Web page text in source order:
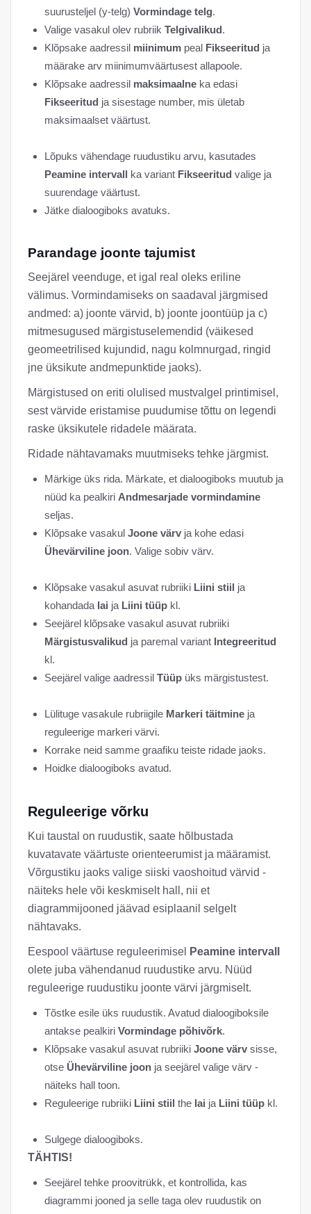
suurusteljel (y-telg) Vormindage telg.
Valige vasakul olev rubriik Telgivalikud.
Klõpsake aadressil miinimum peal Fikseeritud ja
määrake arv miinimumväärtusest allapoole.
Klõpsake aadressil maksimaalne ka edasi
Fikseeritud ja sisestage number, mis ületab
maksimaalset väärtust.
Lõpuks vähendage ruudustiku arvu, kasutades
Peamine intervall ka variant Fikseeritud valige ja
suurendage väärtust.
Jätke dialoogiboks avatuks.
Parandage joonte tajumist
Seejärel veenduge, et igal real oleks eriline
välimus. Vormindamiseks on saadaval järgmised
andmed: a) joonte värvid, b) joonte joontüüp ja c)
mitmesugused märgistuselemendid (väikesed
geomeetrilised kujundid, nagu kolmnurgad, ringid
jne üksikute andmepunktide jaoks).
Märgistused on eriti olulised mustvalgel printimisel,
sest värvide eristamise puudumise tõttu on legendi
raske üksikutele ridadele määrata.
Ridade nähtavamaks muutmiseks tehke järgmist.
Märkige üks rida. Märkate, et dialoogiboks muutub ja
nüüd ka pealkiri Andmesarjade vormindamine
seljas.
Klõpsake vasakul Joone värv ja kohe edasi
Ühevärviline joon. Valige sobiv värv.
Klõpsake vasakul asuvat rubriiki Liini stiil ja
kohandada lai ja Liini tüüp kl.
Seejärel klõpsake vasakul asuvat rubriiki
Märgistusvalikud ja paremal variant Integreeritud
kl.
Seejärel valige aadressil Tüüp üks märgistustest.
Lülituge vasakule rubriigile Markeri täitmine ja
reguleerige markeri värvi.
Korrake neid samme graafiku teiste ridade jaoks.
Hoidke dialoogiboks avatud.
Reguleerige võrku
Kui taustal on ruudustik, saate hõlbustada
kuvatavate väärtuste orienteerumist ja määramist.
Võrgustiku jaoks valige siiski vaoshoitud värvid -
näiteks hele või keskmiselt hall, nii et
diagrammijooned jäävad esiplaanil selgelt
nähtavaks.
Eespool väärtuse reguleerimisel
Peamine intervall
olete juba vähendanud ruudustike arvu. Nüüd
reguleerige ruudustiku joonte värvi järgmiselt.
Tõstke esile üks ruudustik. Avatud dialoogiboksile
antakse pealkiri Vormindage põhivõrk.
Klõpsake vasakul asuvat rubriiki Joone värv sisse,
otse Ühevärviline joon ja seejärel valige värv -
näiteks hall toon.
Reguleerige rubriiki Liini stiil the lai ja Liini tüüp kl.
Sulgege dialoogiboks.
TÄHTIS!
Seejärel tehke proovitrükk, et kontrollida, kas
diagrammi jooned ja selle taga olev ruudustik on